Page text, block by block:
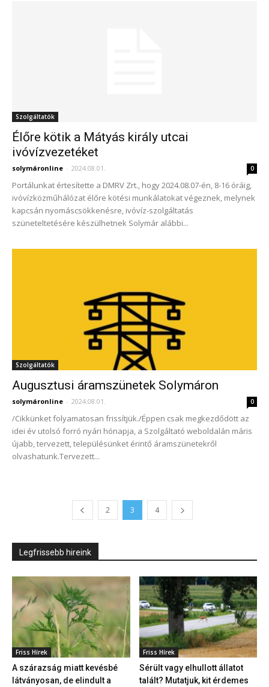
Szolgáltatók
Élőre kötik a Mátyás király utcai
ivóvízvezetéket
solymáronline - 2024.08.01. 0
Portálunkat értesítette a DMRV Zrt., hogy 2024.08.07-én, 8-16 óráig,
ivóvízközműhálózat élőre kötési munkálatokat végeznek, melynek
kapcsán nyomáscsökkenésre, ivóvíz-szolgáltatás
szüneteltetésére készülhetnek Solymár alábbi...
Szolgáltatók
Augusztusi áramszünetek Solymáron
solymáronline - 2024.08.01. 0
/Cikkünket folyamatosan frissítjük./Éppen csak megkezdődött az
idei év utolsó forró nyári hónapja, a Szolgáltató weboldalán máris
újabb, tervezett, településünket érintő áramszünetekről
olvashatunk.Tervezett...
2 3 4
Legfrissebb hireink
Friss Hírek
A szárazság miatt kevésbé
látványosan, de elindult a
Friss Hírek
Sérült vagy elhullott állatot
talált? Mutatjuk, kit érdemes